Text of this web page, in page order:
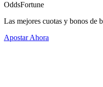
OddsFortune
Las mejores cuotas y bonos de
Apostar Ahora